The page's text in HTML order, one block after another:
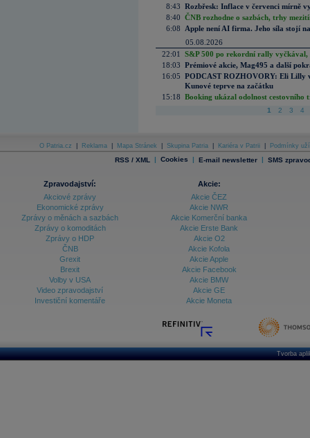
8:43 Rozbřesk: Inflace v červenci mírně
8:40 ČNB rozhodne o sazbách, trhy
6:08
Apple není AI firma. Jeho síla stojí
05.08.2026
22:01
S&P 500 po rekordní rally vyčkával,
18:03 Prémiové akcie, Mag495 a další
16:05 PODCAST ROZHOVORY: Eli Lilly
Kunové teprve na začátku
15:18 Booking ukázal odolnost cestovního
1 2 3 4
O Patria.cz Reklama Mapa Stránek Skupina Patria Kariéra v Patrii Podmínky
RSS / XML | Cookies | E-mail newsletter | SMS
Zpravodajství:
Akciové zprávy
Ekonomické zprávy
Zprávy o měnách a sazbách
Zprávy o komoditách
Zprávy o HDP
ČNB
Grexit
Brexit
Volby v USA
Video zpravodajství
Investiční komentáře
Akcie:
Akcie ČEZ
Akcie NWR
Akcie Komerční banka
Akcie Erste Bank
Akcie O2
Akcie Kofola
Akcie Apple
Akcie Facebook
Akcie BMW
Akcie GE
Akcie Moneta
Tvorba